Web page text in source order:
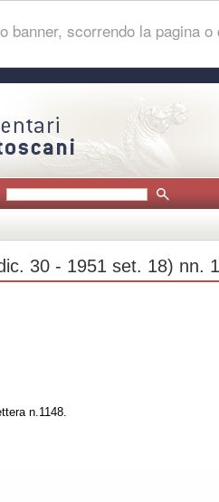
scorrendo la pagina
30 - 1951 set. 18) nn.
n.1148.